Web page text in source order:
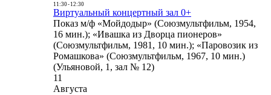
11:30- 12:30
Виртуальный концертный зал 0+
Показ м/ф «Мойдодыр» (Союзмультфильм, 1954,
16 мин.); «Ивашка из Дворца пионеров»
(Союзмультфильм, 1981, 10 мин.); «Паровозик из
Ромашкова» (Союзмультфильм, 1967, 10 мин.)
(Ульяновой, 1, зал № 12)
11
Августа